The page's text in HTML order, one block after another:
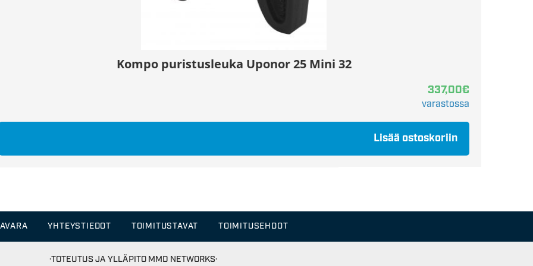
Kompo puristusleuka Uponor 25 Mini 32
337,00€
varastossa
Lisää ostoskoriin
YHTEYSTIEDOT TOIMITUSTAVAT TOIMITUSEHDOT
·TOTEUTUS JA YLLÄPITO MMD NETWORKS·